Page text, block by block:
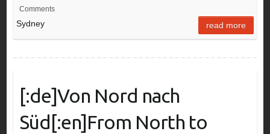
Comments
Sydney read more
[:de]Von Nord nach
Süd[:en]From North to